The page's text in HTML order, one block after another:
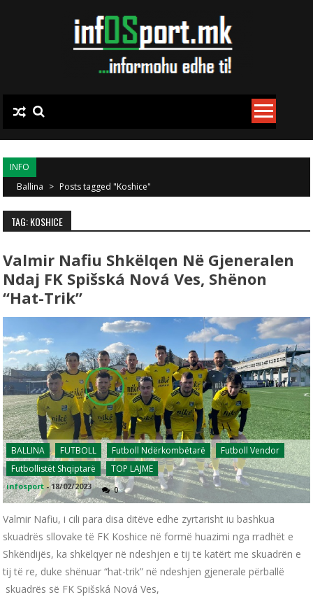
INFO
Ballina > Posts tagged "Koshice"
TAG: KOSHICE
Valmir Nafiu Shkëlqen Në Gjeneralen
Ndaj FK Spišská Nová Ves, Shënon
“hat-Trik”
BALLINA FUTBOLL Futboll Ndërkombëtarë
Futboll Vendor
Futbollistët Shqiptarë
TOP LAJME
infosport -18/02/2023 0
Valmir Nafiu, i cili para disa ditëve edhe zyrtarisht iu bashkua
skuadrës sllovake të FK Koshice në formë huazimi nga rradhët e
Shkëndijës, ka shkëlqyer në ndeshjen e tij të katërt me skuadrën e
tij të re, duke shënuar “hat-trik” në ndeshjen gjenerale përballë
skuadrës së FK Spišská Nová Ves,